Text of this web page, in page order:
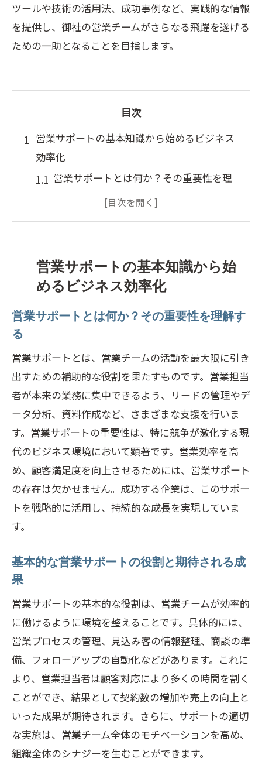
ツールや技術の活用法、成功事例など、実践的な情報
を提供し、御社の営業チームがさらなる飛躍を遂げる
ための一助となることを目指します。
目次
営業サポートの基本知識から始めるビジネス
効率化
営業サポートとは何か？その重要性を理
基本的な営業サポートの役割と期待され
営業サポートの成功に必要なスキルセッ
ト
効率的な営業サポートを実現するための
環境づくり
影響
営業サポートの導入で業績向上を目指す
方法
最新技術を駆使した営業サポートの成功事例
紹介
AIを活用した営業サポートの革新的事例
クラウドサービスによる営業支援の進化
データ分析で高める営業サポートの効果
AR/VR技術の活用で新たな営業サポート
成功事例から学ぶ営業サポートの未来展
望
営業チームの成果を最大化するための戦略的
サポート
営業戦略におけるサポートプランの立案
方法
ターゲット設定と営業サポートの連携強
化
チーム全体の目標達成を促進するサポー
営業サポートの基本知識から始
めるビジネス効率化
営業サポートとは何か？その重要性を理解す
る
営業サポートとは、営業チームの活動を最大限に引き
出すための補助的な役割を果たすものです。営業担当
者が本来の業務に集中できるよう、リードの管理やデ
ータ分析、資料作成など、さまざまな支援を行いま
す。営業サポートの重要性は、特に競争が激化する現
代のビジネス環境において顕著です。営業効率を高
め、顧客満足度を向上させるためには、営業サポート
の存在は欠かせません。成功する企業は、このサポー
トを戦略的に活用し、持続的な成長を実現していま
す。
基本的な営業サポートの役割と期待される成
果
営業サポートの基本的な役割は、営業チームが効率的
に働けるように環境を整えることです。具体的には、
営業プロセスの管理、見込み客の情報整理、商談の準
備、フォローアップの自動化などがあります。これに
より、営業担当者は顧客対応により多くの時間を割く
ことができ、結果として契約数の増加や売上の向上と
いった成果が期待されます。さらに、サポートの適切
な実施は、営業チーム全体のモチベーションを高め、
組織全体のシナジーを生むことができます。